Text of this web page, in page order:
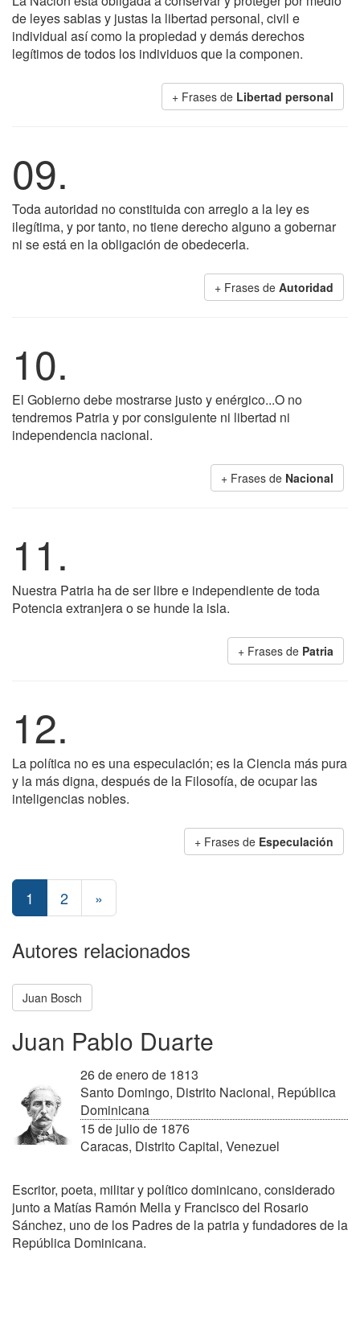
de leyes sabias y justas la libertad personal, civil e
individual así como la propiedad y demás derechos
legítimos de todos los individuos que la componen.
+ Frases de Libertad personal
09.
Toda autoridad no constituida con arreglo a la ley es
ilegítima, y por tanto, no tiene derecho alguno a gobernar
ni se está en la obligación de obedecerla.
+ Frases de Autoridad
10.
El Gobierno debe mostrarse justo y enérgico...O no
tendremos Patria y por consiguiente ni libertad ni
independencia nacional.
+ Frases de Nacional
11.
Nuestra Patria ha de ser libre e independiente de toda
Potencia extranjera o se hunde la isla.
+ Frases de Patria
12.
La política no es una especulación; es la Ciencia más pura
y la más digna, después de la Filosofía, de ocupar las
inteligencias nobles.
+ Frases de Especulación
1 2 »
Autores relacionados
Juan Bosch
Juan Pablo Duarte
26 de enero de 1813
Santo Domingo, Distrito Nacional, República
Dominicana
15 de julio de 1876
Caracas, Distrito Capital, Venezuel
Escritor, poeta, militar y político dominicano, considerado
junto a Matías Ramón Mella y Francisco del Rosario
Sánchez, uno de los Padres de la patria y fundadores de la
República Dominicana.